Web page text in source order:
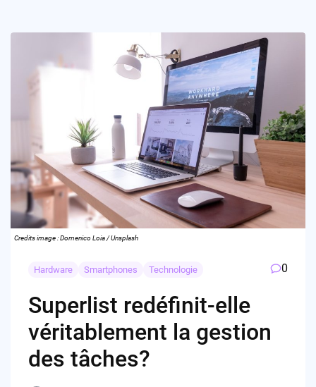
Credits image : Domenico Loia / Unsplash
Hardware Smartphones Technologie 0
Superlist redéfinit-elle
véritablement la gestion
des tâches?